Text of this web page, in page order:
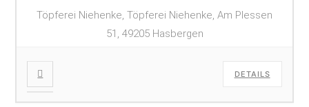
Töpferei Niehenke, Töpferei Niehenke, Am Plessen
51, 49205 Hasbergen
DETAILS